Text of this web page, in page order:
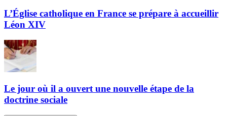
L’Église catholique en France se prépare à accueillir
Léon XIV
Le jour où il a ouvert une nouvelle étape de la
doctrine sociale